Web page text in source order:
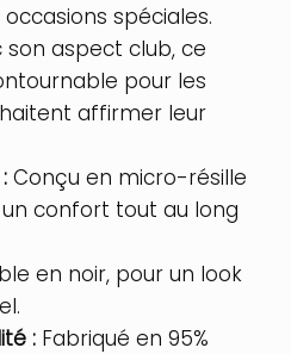
spéciales.
aspect club, ce
pour les
affirmer leur
Conçu en micro-résille
un confort tout au long
en noir, pour un look
:Fabriqué en 95%